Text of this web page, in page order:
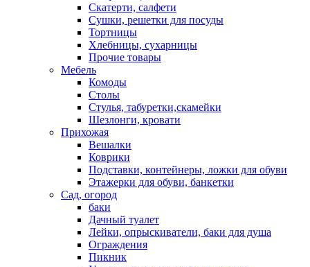
Скатерти, салфети
Сушки, решетки для посуды
Тортницы
Хлебницы, сухарницы
Прочие товары
Мебель
Комоды
Столы
Стулья, табуретки,скамейки
Шезлонги, кровати
Прихожая
Вешалки
Коврики
Подставки, контейнеры, ложки для обуви
Этажерки для обуви, банкетки
Сад, огород
баки
Дачный туалет
Лейки, опрыскиватели, баки для душа
Ограждения
Пикник